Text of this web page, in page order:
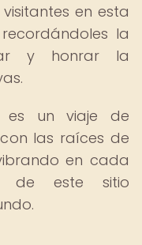
en esta
la
y honrar la
es un viaje de
las raíces de
en cada
de este sitio